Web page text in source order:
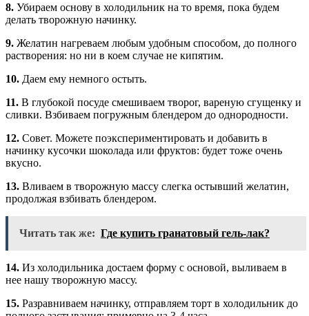
8. Убираем основу в холодильник на то время, пока будем
делать творожную начинку.
9. Желатин нагреваем любым удобным способом, до полного
растворения: но ни в коем случае не кипятим.
10. Даем ему немного остыть.
11. В глубокой посуде смешиваем творог, вареную сгущенку и
сливки. Взбиваем погружным блендером до однородности.
12. Совет. Можете поэкспериментировать и добавить в
начинку кусочки шоколада или фруктов: будет тоже очень
вкусно.
13. Вливаем в творожную массу слегка остывший желатин,
продолжая взбивать блендером.
Читать так же: Где купить гранатовый гель-лак?
14. Из холодильника достаем форму с основой, выливаем в
нее нашу творожную массу.
15. Разравниваем начинку, отправляем торт в холодильник до